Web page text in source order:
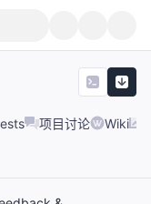
项目讨论 Wiki